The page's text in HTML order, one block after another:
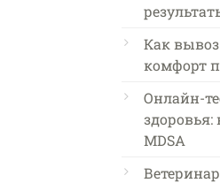
Как
комфорт
Онлайн-
здоровья:
MDSA